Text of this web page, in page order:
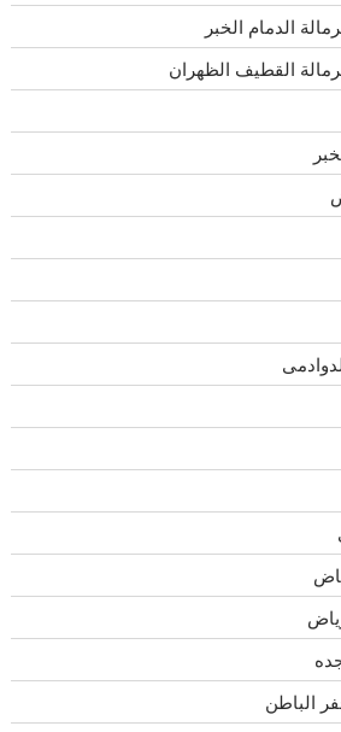
الدمام الخبر
القطيف الظهران
الباطن